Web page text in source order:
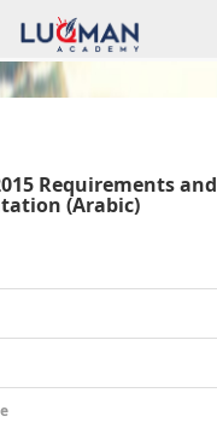
Requirements and
(Arabic)